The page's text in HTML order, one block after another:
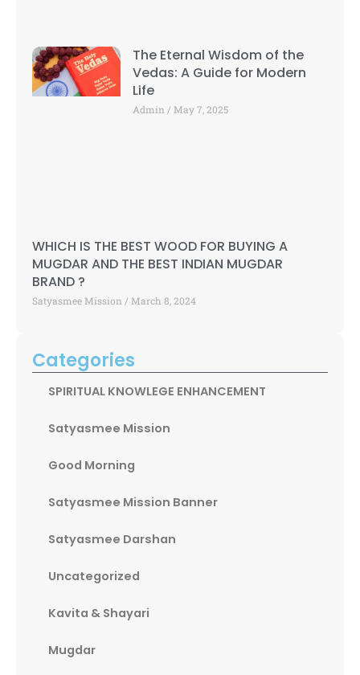
The Eternal Wisdom of the
Vedas: A Guide for Modern
Life
Admin May 7, 2025
WHICH IS THE BEST WOOD FOR BUYING A
MUGDAR AND THE BEST INDIAN MUGDAR
BRAND ?
Satyasmee Mission March 8, 2024
Categories
SPIRITUAL KNOWLEGE ENHANCEMENT
Satyasmee Mission
Good Morning
Satyasmee Mission Banner
Satyasmee Darshan
Uncategorized
Kavita & Shayari
Mugdar